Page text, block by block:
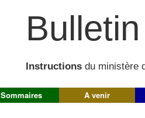
Instructions du ministère
Sommaires A venir